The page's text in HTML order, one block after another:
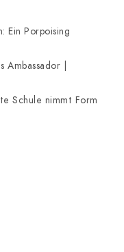
Ein Porpoising
|
Schule nimmt Form